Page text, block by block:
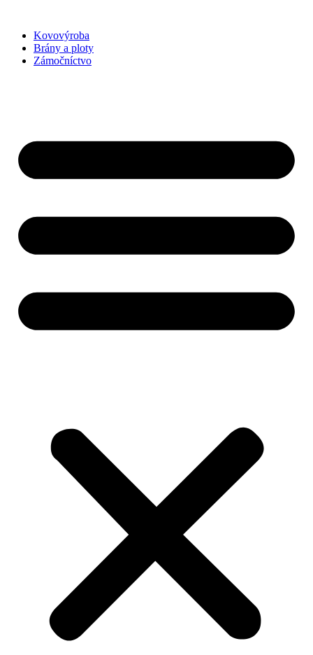
obsah
Kovovýroba
Brány a ploty
Zámočníctvo